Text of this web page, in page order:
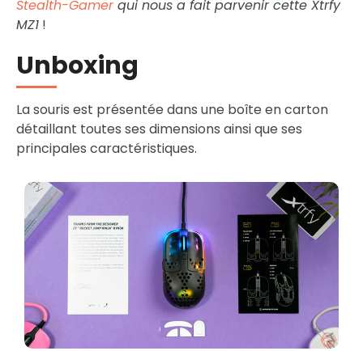
Stealth-Gamerqui nous a fait parvenir cette Xtrfy
MZ1 !
Unboxing
La souris est présentée dans une boîte en carton
détaillant toutes ses dimensions ainsi que ses
principales caractéristiques.